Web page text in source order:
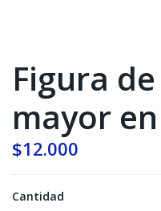
Figura
mayor
$12.000
Cantidad